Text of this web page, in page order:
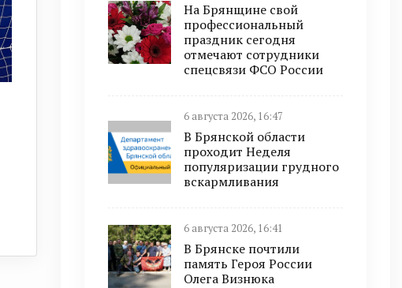
На Брянщине свой
профессиональный
праздник сегодня
отмечают сотрудники
спецсвязи ФСО России
6 августа 2026, 16:47
В Брянской области
проходит Неделя
популяризации грудного
вскармливания
6 августа 2026, 16:41
В Брянске почтили
память Героя России
Олега Визнюка